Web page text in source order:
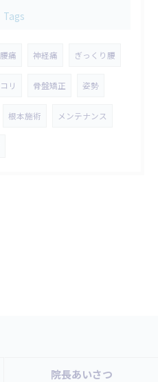
Tags
腰痛 神経痛 ぎっくり腰
コリ 骨盤矯正 姿勢
根本施術 メンテナンス
院長あいさつ